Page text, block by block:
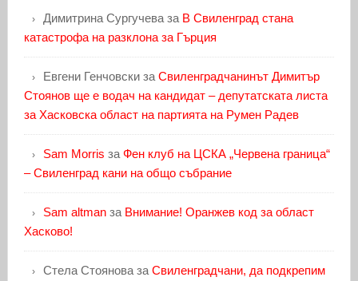
Димитрина Сургучеваза В Свиленград стана
катастрофа на разклона за Гърция
Евгени Генчовскиза Свиленградчанинът Димитър
Стоянов ще е водач на кандидат – депутатската листа
за Хасковска област на партията на Румен Радев
Sam Morris за Фен клуб на ЦСКА „Червена граница“
– Свиленград кани на общо събрание
Sam altmanза Внимание! Оранжев код за област
Хасково!
Стела Стояноваза Свиленградчани, да подкрепим